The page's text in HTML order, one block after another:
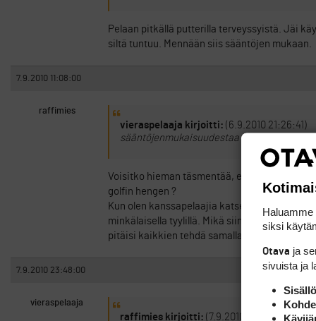
Pelaan pitkällä putterilla terveyssyistä. Jäi
siltä tuntuu. Mennään siis sääntöjen mukaan.
7.9.2010 11:08:00
raffimies
vieraspelaaja kirjoitti: (6.9.2010 21:26:41)
sääntöjenmukaisuudestaa keskustelu
Voisitko hieman täsmentää, että mistä
golfin hengen ?
Kun olen kanssapelaajia katsellut, niin palloa
minkälaisella tyylillä. Mikä siinä
pitäisi kaikkien tehdä samallalailla ?
7.9.2010 23:48:00
vieraspelaaja
raffimies kirjoitti: (7.9.2010 8:08:54)
Haluamme
siksi
Otava ja
sivuista ja